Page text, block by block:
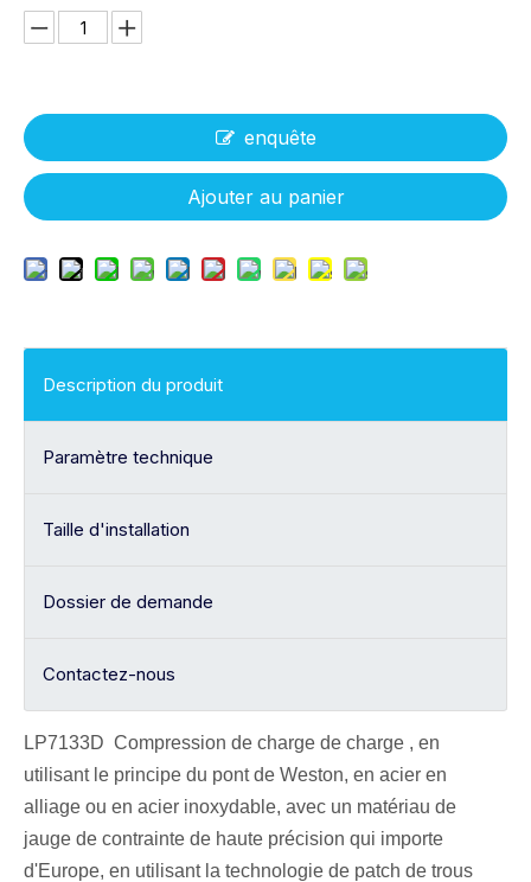
enquête
Ajouter au panier
Description du produit
Paramètre technique
Taille d'installation
Dossier de demande
Contactez-nous
LP7133D Compression de charge de charge , en
utilisant le principe du pont de Weston, en acier en
alliage ou en acier inoxydable, avec un matériau de
jauge de contrainte de haute précision qui importe
d'Europe, en utilisant la technologie de patch de trous